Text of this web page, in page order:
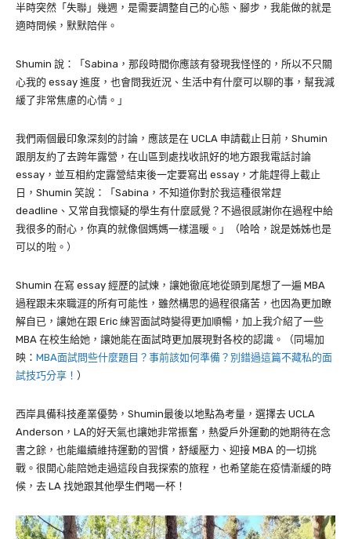
半時突然「失聯」幾週，是需要調整自己的心態、腳步，我能做的就是
適時問候，默默陪伴。
Shumin 說：「Sabina ，那段時間你應該有發現我怪怪的，所以不只關
心我的 essay 進度，也會問我近況、生活中有什麼可以聊的事，幫我減
緩了非常焦慮的心情。」
我們兩個最印象深刻的討論，應該是在 UCLA 申請截止日前， Shumin
跟朋友約了去跨年露營，在山區到處找收訊好的地方跟我電話討論
essay ，並互相約定露營結束後一定要寫出 essay ，才能趕得上截止
日， Shumin 笑說：「Sabina ，不知道你對於我這種很常趕
deadline 、又常自我懷疑的學生有什麼感覺？不過很感謝你在過程中給
我很多的耐心，你真的就像個媽媽一樣溫暖。」（哈哈，說是姊姊也是
可以的啦。）
Shumin 在寫 essay 經歷的試煉，讓她徹底地從頭到尾想了一遍 MBA
過程跟未來職涯的所有可能性，雖然構思的過程很痛苦，也因為更加瞭
解自已，讓她在跟 Eric 練習面試時變得更加順暢，加上我介紹了一些
MBA 在校生給她，讓她能在面試時更加展現對各校的認識。（同場加
映： MBA面試問些什麼題目？事前該如何準備？別錯過這篇不藏私的面
試技巧分享！ ）
西岸具備科技產業優勢，Shumin最後以地點為考量，選擇去 UCLA
Anderson ，LA的好天氣也讓她非常振奮，熱愛戶外運動的她期待在念
書之餘，也能繼續維持運動的習慣，舒緩壓力、迎接 MBA 的一切挑
戰。很開心能陪她走過這段自我探索的旅程，也希望能在疫情漸緩的時
候，去 LA 找她跟其他學生們喝一杯！